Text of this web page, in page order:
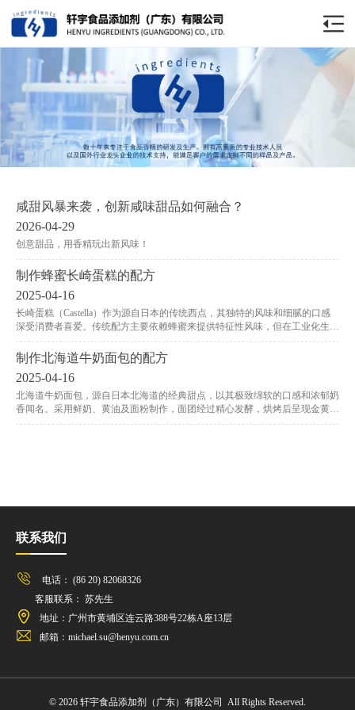
咸甜风暴来袭，创新咸味甜品如何融合？
2026-04-29
创意甜品，用香精玩出新风味！
制作蜂蜜长崎蛋糕的配方
2025-04-16
长崎蛋糕（Castella）作为源自日本的传统西点，其独特的风味和细腻的口感
深受消费者喜爱。传统配方主要依赖蜂蜜来提供特征性风味，但在工业化生产
中，蜂蜜的添加量、成本控制以及风味稳定性往往面临挑战。轩宇牌蜂蜜香精
作为一种高效风味增强剂，为这一问题提供了专业解决方案。
制作北海道牛奶面包的配方
2025-04-16
北海道牛奶面包，源自日本北海道的经典甜点，以其极致绵软的口感和浓郁奶
香闻名。采用鲜奶、黄油及面粉制作，面团经过精心发酵，烘烤后呈现金黄诱
人的色泽，内部组织如云朵般细腻柔润。每一口都散发着醇厚的乳脂香气，甜
联系我们
电话： (86 20) 82068326
客服联系： 苏先生
地址：广州市黄埔区连云路388号22栋A座13层
邮箱：michael.su@henyu.com.cn
© 2026 轩宇食品添加剂（广东）有限公司 All Rights Reserved.